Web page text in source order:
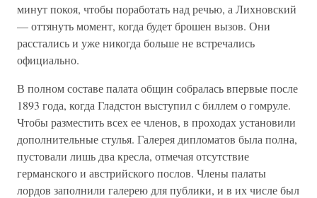
минут покоя, чтобы поработать над речью, а Лихновский
— оттянуть момент, когда будет брошен вызов. Они
расстались и уже никогда больше не встречались
официально.
В полном составе палата общин собралась впервые после
1893 года, когда Гладстон выступил с биллем о гомруле.
Чтобы разместить всех ее членов, в проходах установили
дополнительные стулья. Галерея дипломатов была полна,
пустовали лишь два кресла, отмечая отсутствие
германского и австрийского послов. Члены палаты
лордов заполнили галерею для публики, и в их числе был